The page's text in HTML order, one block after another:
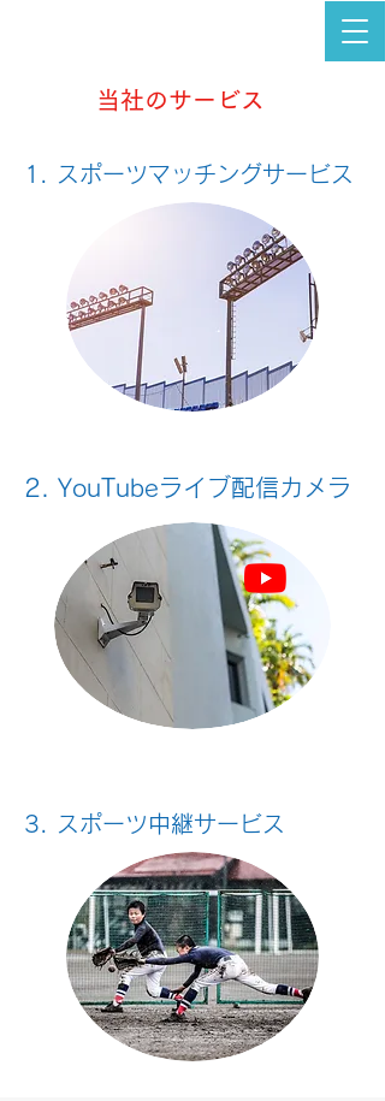
当社のサービス
1. スポーツマッチングサービス
2. YouTubeライブ配信カメラ
3. スポーツ中継サービス